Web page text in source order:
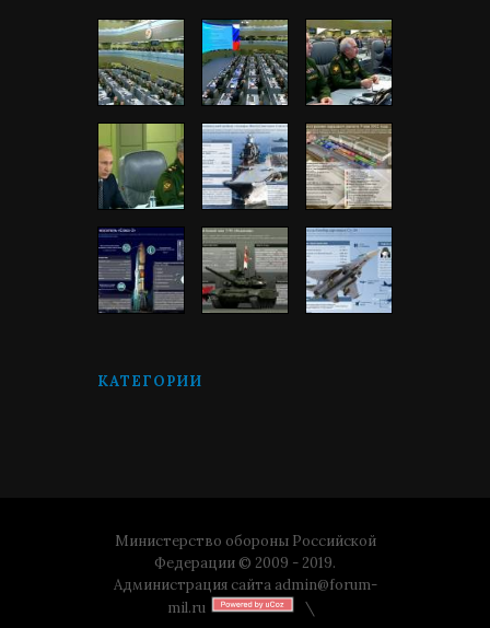
КАТЕГОРИИ
Министерство обороны Российской
Федерации © 2009 - 2019.
Администрация сайта admin@forum-
mil.ru